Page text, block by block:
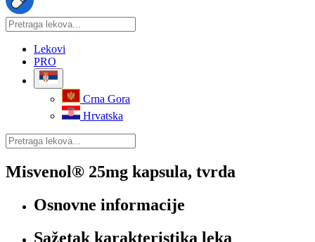
Lekovi
PRO
Crna Gora
Hrvatska
Misvenol® 25mg kapsula, tvrda
Osnovne informacije
Sažetak karakteristika leka